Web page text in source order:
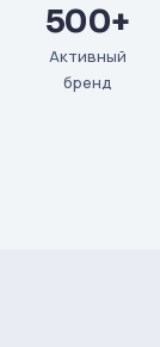
500+
Активный
бренд